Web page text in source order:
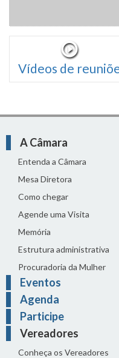
Vídeos de
A Câmara
Entenda a Câmara
Mesa Diretora
Como chegar
Agende uma Visita
Memória
Estrutura administrativa
Procuradoria da Mulher
Eventos
Agenda
Participe
Vereadores
Conheça os Vereadores